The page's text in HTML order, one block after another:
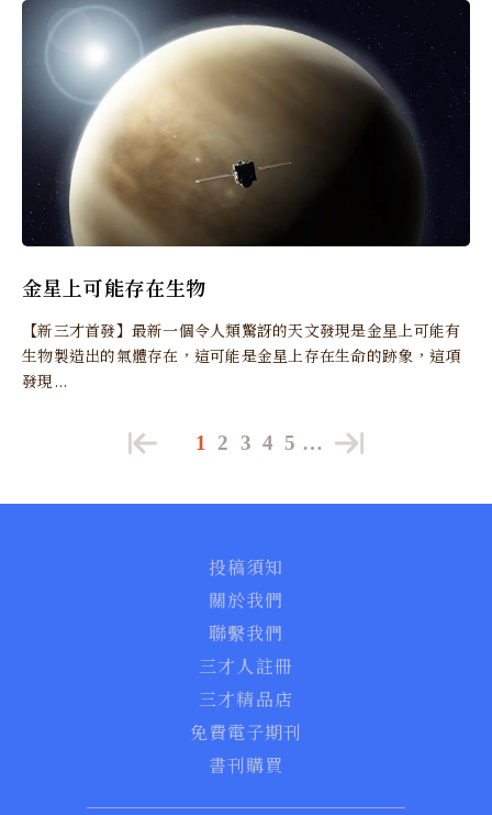
金星上可能存在生物
【新三才首發】最新一個令人類驚訝的天文發現是金星上可能有
生物製造出的氣體存在，這可能是金星上存在生命的跡象，這項
發現...
1 2 3 4 5 …
投稿須知
關於我們
聯繫我們
三才人註冊
三才精品店
免費電子期刊
書刊購買